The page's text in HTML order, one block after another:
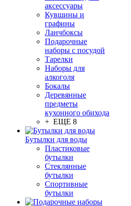
аксессуары
Кувшины и
графины
Ланчбоксы
Подарочные
наборы с посудой
Тарелки
Наборы для
алкоголя
Бокалы
Деревянные
предметы
кухонного обихода
+ ЕЩЕ 8
Бутылки для воды
Пластиковые
бутылки
Стеклянные
бутылки
Спортивные
бутылки